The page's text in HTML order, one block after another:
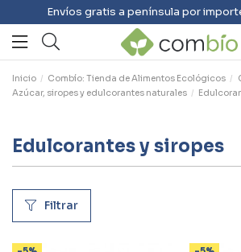
Envíos gratis a península por
Inicio Combío: Tienda de Alimentos Ecológicos
Azúcar, siropes y edulcorantes naturales
Edulcorantes y siropes
Filtrar